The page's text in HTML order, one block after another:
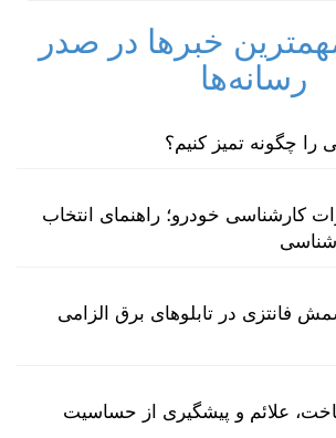
خبرها در صدر
رسانه‌ها
چگونه تمیز کنیم؟
کارشناسی خودرو؛ راهنمای انتخاب
فانتزی در تابلوهای برق الزامی
علائم و پیشگیری از حساسیت